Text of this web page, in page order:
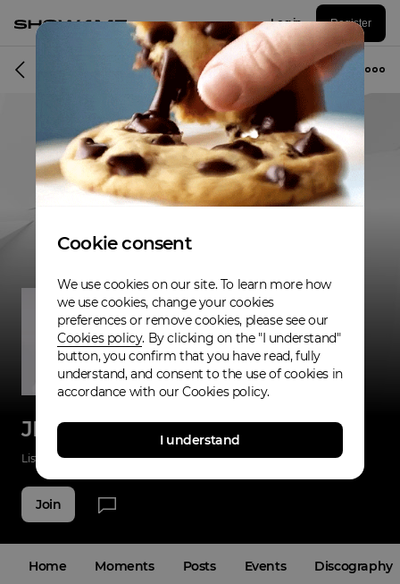
Log in Register
Musician
JMP La Formula
Listenings 0 Applause 0 Fans 3
Join
Home Moments Posts Events Discography
Cookie consent
We use cookies on our site. To learn more how
we use cookies, change your cookies
preferences or remove cookies, please see our
Cookies policy. By clicking on the "I understand"
button, you confirm that you have read, fully
understand, and consent to the use of cookies in
accordance with our Cookies policy.
I understand